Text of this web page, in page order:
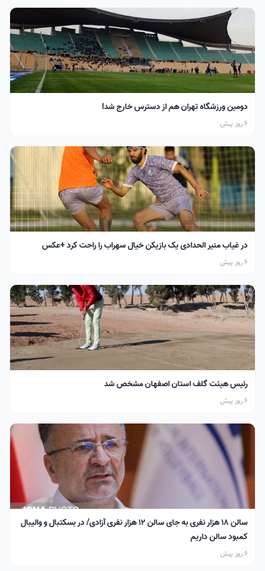
دومین ورزشگاه تهران هم از دسترس خارج شد!
6 روز پیش
در غیاب منیر الحدادی یک بازیکن خیال سهراب را راحت کرد +عکس
6 روز پیش
رئیس هیئت گلف استان اصفهان مشخص شد
6 روز پیش
سالن ۱۸ هزار نفری به جای سالن ۱۲ هزار نفری آزادی/ در بسکتبال و والیبال
کمبود سالن داریم
6 روز پیش